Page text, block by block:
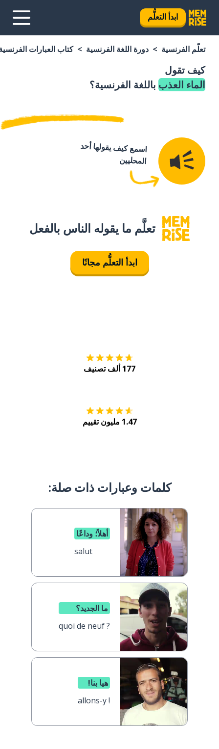
ابدأ التعلُّم
تعلَّم الفرنسية دورة اللغة الفرنسية كتاب العبارات
كيف تقول
الماء العذب باللغة الفرنسية؟
اسمع كيف يقولها أحد
المحليين
تعلَّم ما يقوله الناس بالفعل
ابدأ التعلُّم مجانًا
177 ألف تصنيف
1.47 مليون تقييم
كلمات وعبارات ذات صلة:
أهلاً؛ وداعًا
salut
ما الجديد؟
quoi de neuf ?
هيا بنا!
allons-y !